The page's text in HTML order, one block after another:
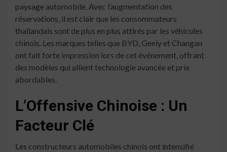
paysage automobile. Avec l’augmentation des
réservations, il est clair que les consommateurs
thaïlandais sont de plus en plus attirés par les véhicules
chinois. Les marques telles que BYD, Geely et Changan
ont fait forte impression lors de cet événement, offrant
des modèles qui allient technologie avancée et prix
abordables.
L’Offensive Chinoise : Un
Facteur Clé
Les constructeurs automobiles chinois ont intensifié